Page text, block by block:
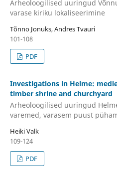
Arheoloogilised uuringud
varase kiriku lokaliseerimine
Tõnno Jonuks, Andres Tvauri
101-108
PDF
Investigations in Helme:
timber shrine and churchyard
Arheoloogilised uuringud
varemed, varasem puust
Heiki Valk
109-124
PDF